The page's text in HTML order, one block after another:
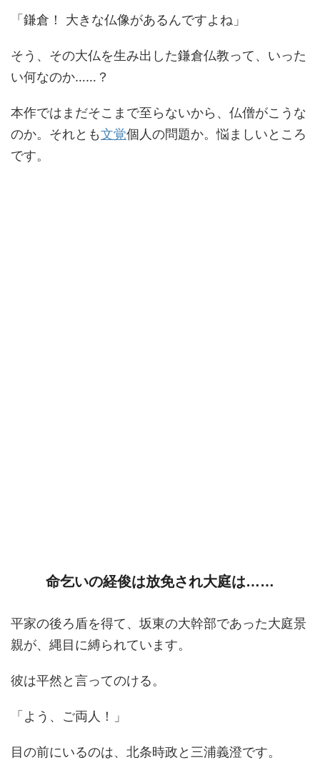
「鎌倉！ 大きな仏像があるんですよね」
そう、その大仏を生み出した鎌倉仏教って、いった
い何なのか……？
本作ではまだそこまで至らないから、仏僧がこうな
のか。それとも文覚個人の問題か。悩ましいところ
です。
命乞いの経俊は放免され大庭は……
平家の後ろ盾を得て、坂東の大幹部であった大庭景
親が、縄目に縛られています。
彼は平然と言ってのける。
「よう、ご両人！」
目の前にいるのは、北条時政と三浦義澄です。